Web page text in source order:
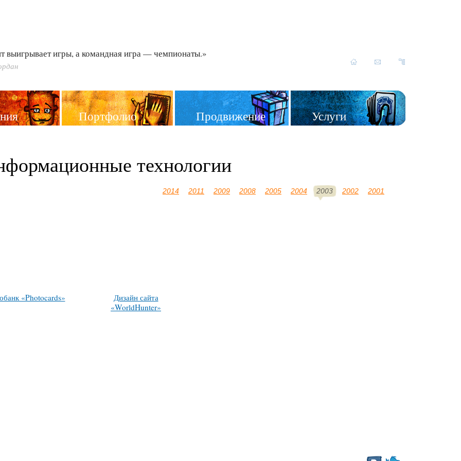
выигрывает игры, а командная игра — чемпионаты.»
Портфолио Продвижение Услуги
технологии
2014 2011 2009 2008 2005 2004 2003 2002 2001
«Photocards»
Дизайн сайта
«WorldHunter»